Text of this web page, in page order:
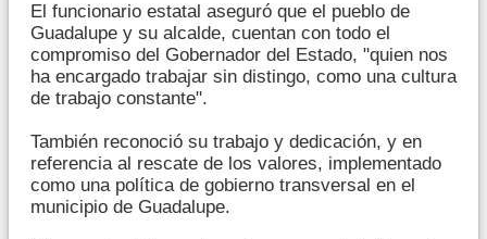
El funcionario estatal aseguró que el pueblo de
Guadalupe y su alcalde, cuentan con todo el
compromiso del Gobernador del Estado, "quien nos
ha encargado trabajar sin distingo, como una cultura
de trabajo constante".
También reconoció su trabajo y dedicación, y en
referencia al rescate de los valores, implementado
como una política de gobierno transversal en el
municipio de Guadalupe.